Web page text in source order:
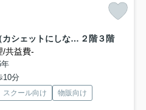
ＣＡＣＨＥＴＴＥにしなか（カシェットにしなか） ２階３階
/共益費-
10分
スクール向け
物販向け